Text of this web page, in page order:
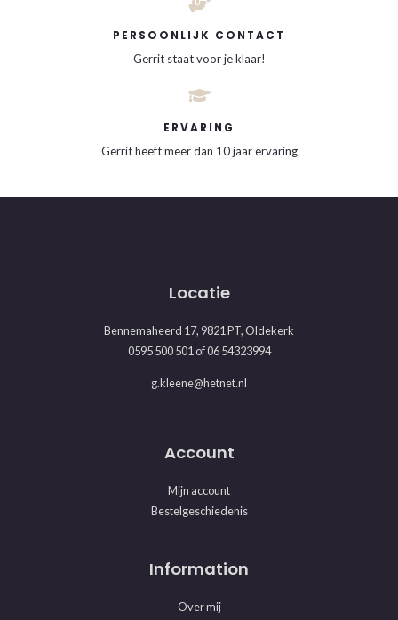
PERSOONLIJK CONTACT
Gerrit staat voor je klaar!
ERVARING
Gerrit heeft meer dan 10 jaar ervaring
Locatie
Bennemaheerd 17, 9821 PT, Oldekerk
0595 500 501 of06 54323994
g.kleene@hetnet.nl
Account
Mijn account
Bestelgeschiedenis
Information
Over mij